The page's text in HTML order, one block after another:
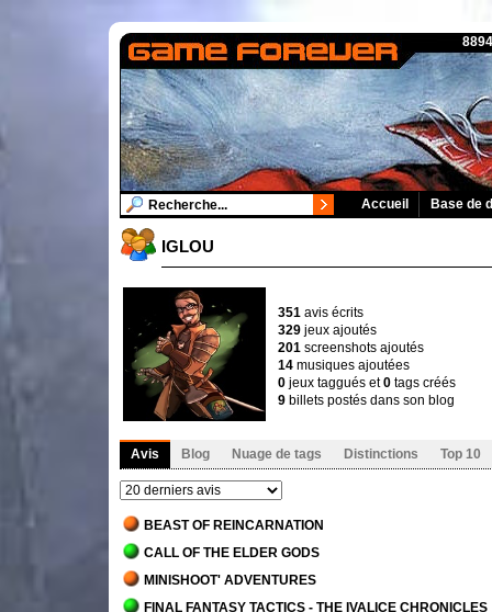
Accueil Base de
IGLOU
351 avis écrits
329 jeux ajoutés
201 screenshots ajoutés
14 musiques ajoutées
0 jeux taggués et0 tags créés
9 billets postés dans son blog
Avis Blog Nuage de tags Distinctions Top 10
BEAST OF REINCARNATION
CALL OF THE ELDER GODS
MINISHOOT' ADVENTURES
FINAL FANTASY TACTICS - THE IVALICE CHRONICLES